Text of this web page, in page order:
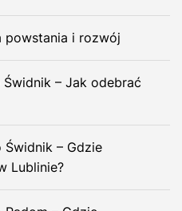
powstania i rozwój
– Jak odebrać
– Gdzie
Lublinie?